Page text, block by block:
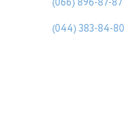
(066) 896-87-87
(044) 383-84-80